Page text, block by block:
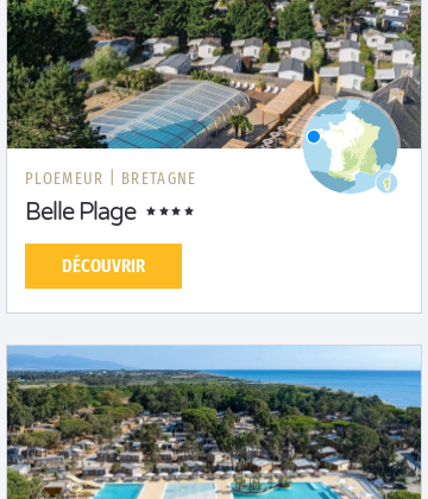
PLOEMEUR | BRETAGNE
Belle Plage
DÉCOUVRIR